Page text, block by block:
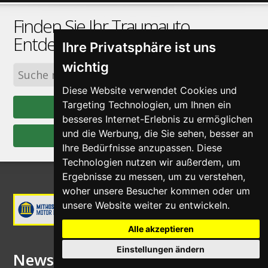
Ihre Privatsphäre ist uns
wichtig
Diese Website verwendet Cookies und
Targeting Technologien, um Ihnen ein
besseres Internet-Erlebnis zu ermöglichen
und die Werbung, die Sie sehen, besser an
Ihre Bedürfnisse anzupassen. Diese
Technologien nutzen wir außerdem, um
Ergebnisse zu messen, um zu verstehen,
woher unsere Besucher kommen oder um
unsere Website weiter zu entwickeln.
Alle akzeptieren
Einstellungen ändern
Finden Sie Ihr Traumauto.
Entdecken Sie unserSammlung
Alle Fahrzeuge
Kontakt
Newsletter